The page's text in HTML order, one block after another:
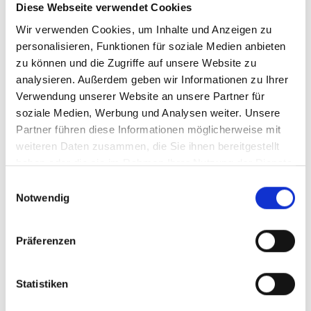
Diese Webseite verwendet Cookies
Wir verwenden Cookies, um Inhalte und Anzeigen zu
personalisieren, Funktionen für soziale Medien anbieten
zu können und die Zugriffe auf unsere Website zu
analysieren. Außerdem geben wir Informationen zu Ihrer
Verwendung unserer Website an unsere Partner für
soziale Medien, Werbung und Analysen weiter. Unsere
Partner führen diese Informationen möglicherweise mit
weiteren Daten zusammen, die Sie ihnen bereitgestellt
haben oder die sie im Rahmen Ihrer Nutzung der Dienste
Notwendig
Präferenzen
Statistiken
den Orten Grythyttan (ca. 19 km), Hällefors (ca. 29 km)
und Karlskoga (ca. 33 km).
Zum See mit Steg und Badestelle sind es nur ca. 35
Meter.
DieHeilquelleLoka Brunn ist ca. 14 Kilometer entfernt.
Im Ort Grythyttan gibt es einKochbuchmuseumund eine
Außenstelle der Kochuniversität Örebro mit